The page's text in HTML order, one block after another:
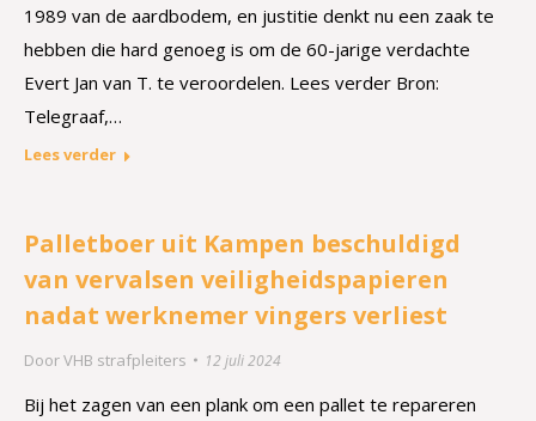
1989 van de aardbodem, en justitie denkt nu een zaak te
hebben die hard genoeg is om de 60-jarige verdachte
Evert Jan van T. te veroordelen. Lees verder Bron:
Telegraaf,…
Lees verder
Palletboer uit Kampen beschuldigd
van vervalsen veiligheidspapieren
nadat werknemer vingers verliest
DoorVHB strafpleiters 12 juli 2024
Bij het zagen van een plank om een pallet te repareren